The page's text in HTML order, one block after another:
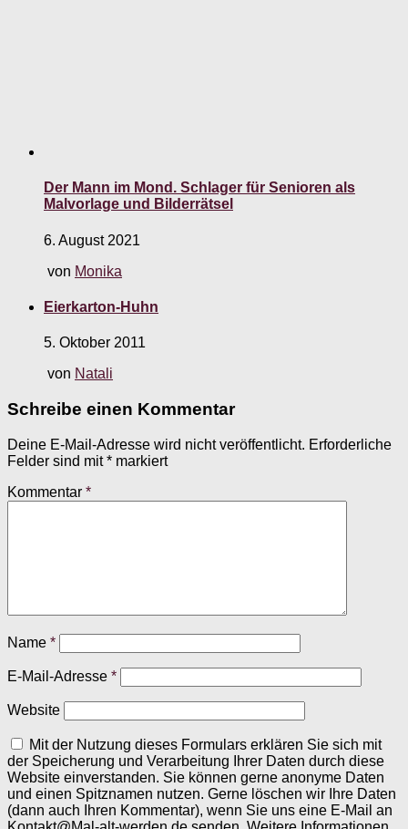
Der Mann im Mond. Schlager für Senioren als
Malvorlage und Bilderrätsel
6. August 2021
von Monika
Eierkarton-Huhn
5. Oktober 2011
von Natali
Schreibe einen Kommentar
Deine E-Mail-Adresse wird nicht veröffentlicht. Erforderliche
Felder sind mit* markiert
Kommentar *
Name *
E-Mail-Adresse *
Website
Mit der Nutzung dieses Formulars erklären Sie sich mit
der Speicherung und Verarbeitung Ihrer Daten durch diese
Website einverstanden. Sie können gerne anonyme Daten
und einen Spitznamen nutzen. Gerne löschen wir Ihre Daten
(dann auch Ihren Kommentar), wenn Sie uns eine E-Mail an